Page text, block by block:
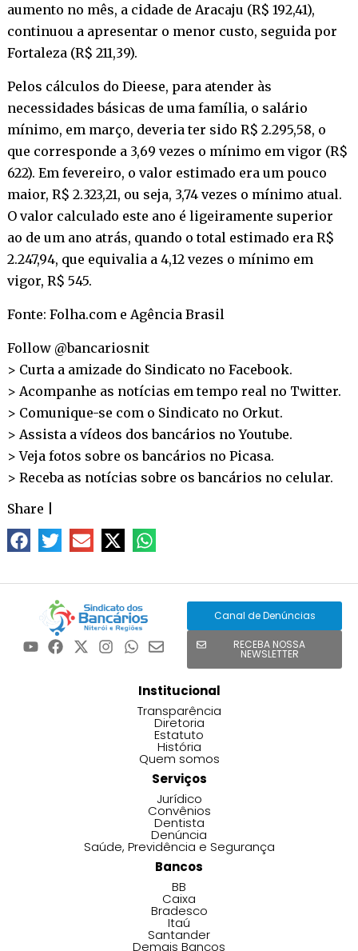
aumento no mês, a cidade de Aracaju (R$ 192,41),
continuou a apresentar o menor custo, seguida por
Fortaleza (R$ 211,39).
Pelos cálculos do Dieese, para atender às
necessidades básicas de uma família, o salário
mínimo, em março, deveria ter sido R$ 2.295,58, o
que corresponde a 3,69 vezes o mínimo em vigor (R$
622). Em fevereiro, o valor estimado era um pouco
maior, R$ 2.323,21, ou seja, 3,74 vezes o mínimo atual.
O valor calculado este ano é ligeiramente superior
ao de um ano atrás, quando o total estimado era R$
2.247,94, que equivalia a 4,12 vezes o mínimo em
vigor, R$ 545.
Fonte: Folha.com e Agência Brasil
Follow @bancariosnit
> Curta a amizade do Sindicato no Facebook.
> Acompanhe as notícias em tempo real no Twitter.
> Comunique-se com o Sindicato no Orkut.
> Assista a vídeos dos bancários noYoutube.
> Veja fotos sobre os bancários no Picasa.
> Receba as notícias sobre os bancários no celular.
Share
Canal de Denúncias
RECEBA NOSSA
NEWSLETTER
Institucional
Transparência
Diretoria
Estatuto
História
Quem somos
Serviços
Jurídico
Convênios
Dentista
Denúncia
Saúde, Previdência e Segurança
Bancos
BB
Caixa
Bradesco
Itaú
Santander
Demais Bancos